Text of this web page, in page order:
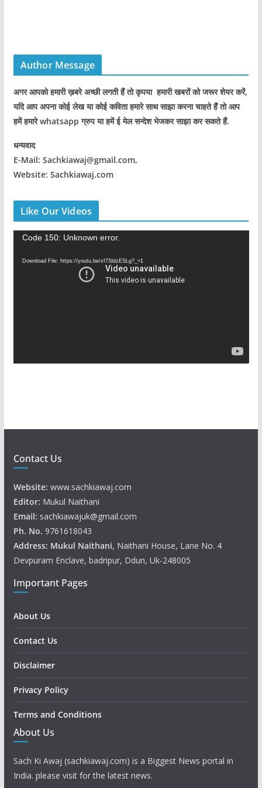
Author Message
अगर आपको हमारी ख़बरे अच्छी लगती हैं तो कृपया हमारी खबरों को जरूर शेयर करें,
यदि आप अपना कोई लेख या कोई कविता हमारे साथ साझा करना चाहते हैं तो आप
हमें हमारे whatsapp ग्रुप या हमें ई मेल सन्देश भेजकर साझा कर सकते हैं.
धन्यवाद
E-Mail: Sachkiawaj@gmail.com,
Website: Sachkiawaj.com
Like Our Videos
Code 150: Unknown error.
Download File: https://youtu.be/xf7SldzESLg?_=1
Contact Us
Website: www.sachkiawaj.com
Editor: Mukul Naithani
Email: sachkiawajuk@gmail.com
Ph. No. 9761618043
Address: Mukul Naithani, Naithani House, Lane No. 4
Devpuram Enclave, badripur, Ddun, Uk-248005
Important Pages
About Us
Contact Us
Disclaimer
Privacy Policy
Terms and Conditions
About Us
Sach Ki Awaj (sachkiawaj.com) is a Biggest News portal in
India. please visit for the latest news.